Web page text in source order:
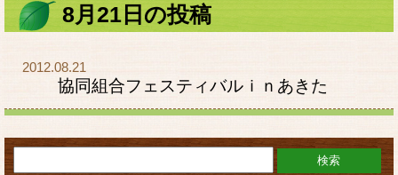
8月21日の投稿
2012.08.21
協同組合フェスティバルｉｎあきた